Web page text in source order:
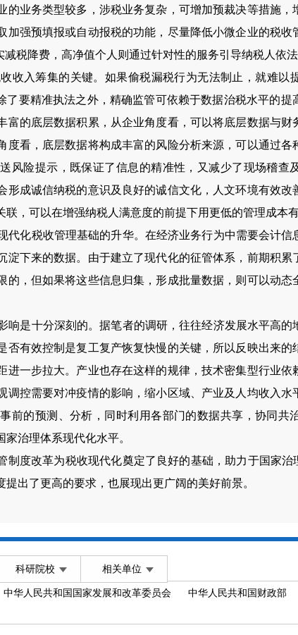
的业务类型较多，涉税业务复杂，可增加预裁决等措施
加强预填报或自动报税的功能，尽量降低小微企业的税收
税降费，高净值个人则通过针对性的服务引导纳税人依法
收入筹集的关键。如果偷税漏税行为无法制止，就难以
了要精准执法之外，精确监管可依赖于数据治税水平的
富的底层数据积累，从企业角度看，可以将底层数据与
度看，底层数据将构成丰富的风险分析来源，可以通过各
风险提示，既保证了信息的精准性，又减少了现场稽查
形成诚信纳税的意识及良好的诚信文化，人文环境有效改
，可以在增强纳税人满意度的前提下用更低的管理成本有
代化税收管理基础的升华。在经济业务行为中需要会计信
淀下来的数据。由于建立了现代化的征管体系，前期积
的，但如果将这些信息归集，形成批量数据，则可以动态
响是十分深刻的。据笔者的调研，往往经济发展水平高的
否有效控制是复工复产恢复快慢的关键，所以反映出来的
一步拉大。产业也存在这样的规律，技术密集型行业依
调控需要对冲疫情的影响，缩小区域、产业及人均收入
前的预测、分析，同时利用各部门的数据共享，协同共
治理体系现代化水平。
制度改革为税收现代化奠定了良好的基础，助力于国家治
出了更高的要求，也展现出更广阔的美好前景。
科研院校 相关单位
中华人民共和国国家发展和改革委员会 中华人民共和国财政部